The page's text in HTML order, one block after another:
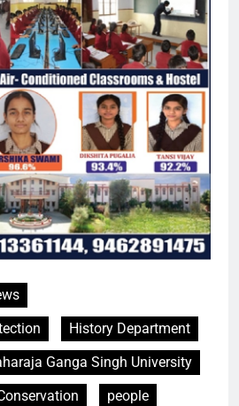
History Department
Ganga Singh University
people